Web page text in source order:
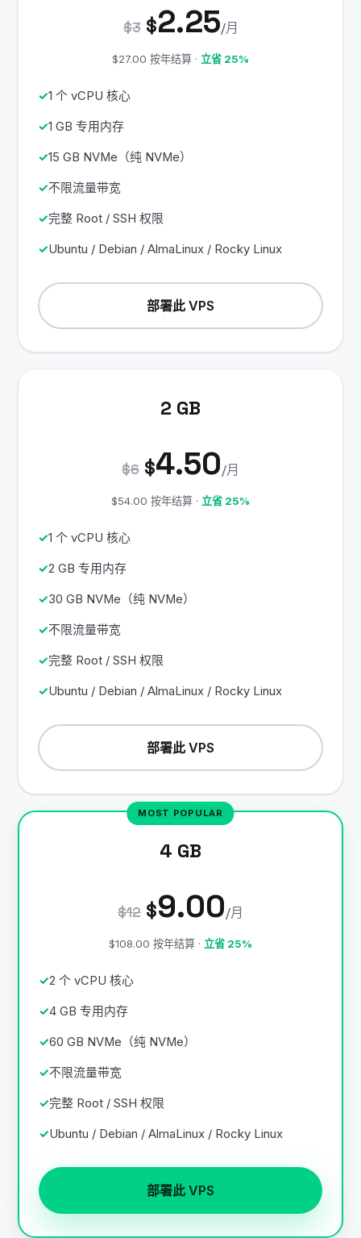
$3 $2.25/月
$27.00 按年结算 · 立省 25%
1 个 vCPU 核心
1 GB 专用内存
15 GB NVMe（纯 NVMe）
不限流量带宽
完整 Root / SSH 权限
Ubuntu / Debian / AlmaLinux / Rocky Linux
部署此 VPS
2 GB
$6 $4.50/月
$54.00 按年结算 · 立省 25%
1 个 vCPU 核心
2 GB 专用内存
30 GB NVMe（纯 NVMe）
不限流量带宽
完整 Root / SSH 权限
Ubuntu / Debian / AlmaLinux / Rocky Linux
部署此 VPS
4 GB
$12 $9.00/月
$108.00 按年结算 · 立省 25%
2 个 vCPU 核心
4 GB 专用内存
60 GB NVMe（纯 NVMe）
不限流量带宽
完整 Root / SSH 权限
Ubuntu / Debian / AlmaLinux / Rocky Linux
部署此 VPS